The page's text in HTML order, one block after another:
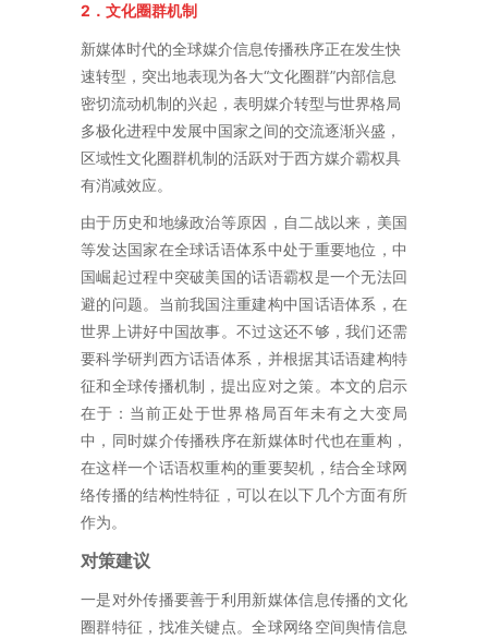
2．文化圈群机制
新媒体时代的全球媒介信息传播秩序正在发生快
速转型，突出地表现为各大“文化圈群”内部信息
密切流动机制的兴起，表明媒介转型与世界格局
多极化进程中发展中国家之间的交流逐渐兴盛，
区域性文化圈群机制的活跃对于西方媒介霸权具
有消减效应。
由于历史和地缘政治等原因，自二战以来，美国
等发达国家在全球话语体系中处于重要地位，中
国崛起过程中突破美国的话语霸权是一个无法回
避的问题。当前我国注重建构中国话语体系，在
世界上讲好中国故事。不过这还不够，我们还需
要科学研判西方话语体系，并根据其话语建构特
征和全球传播机制，提出应对之策。本文的启示
在于：当前正处于世界格局百年未有之大变局
中，同时媒介传播秩序在新媒体时代也在重构，
在这样一个话语权重构的重要契机，结合全球网
络传播的结构性特征，可以在以下几个方面有所
作为。
对策建议
一是对外传播要善于利用新媒体信息传播的文化
圈群特征，找准关键点。全球网络空间舆情信息